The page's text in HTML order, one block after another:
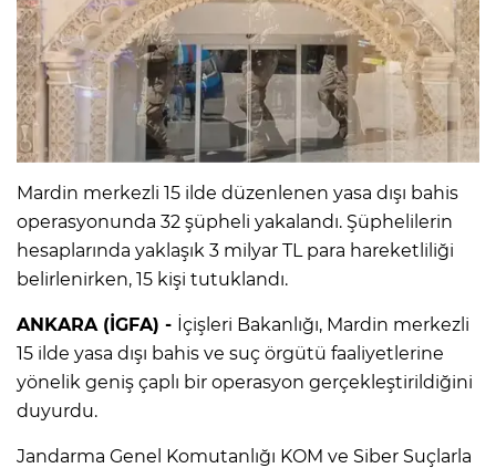
Mardin merkezli 15 ilde düzenlenen yasa dışı bahis
operasyonunda 32 şüpheli yakalandı. Şüphelilerin
hesaplarında yaklaşık 3 milyar TL para hareketliliği
belirlenirken, 15 kişi tutuklandı.
ANKARA (İGFA) - İçişleri Bakanlığı, Mardin merkezli
15 ilde yasa dışı bahis ve suç örgütü faaliyetlerine
yönelik geniş çaplı bir operasyon gerçekleştirildiğini
duyurdu.
Jandarma Genel Komutanlığı KOM ve Siber Suçlarla